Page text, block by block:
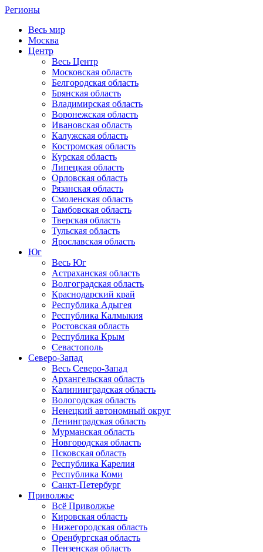
Регионы
Весь мир
Москва
Центр
Весь Центр
Московская область
Белгородская область
Брянская область
Владимирская область
Воронежская область
Ивановская область
Калужская область
Костромская область
Курская область
Липецкая область
Орловская область
Рязанская область
Смоленская область
Тамбовская область
Тверская область
Тульская область
Ярославская область
Юг
Весь Юг
Астраханская область
Волгоградская область
Краснодарский край
Республика Адыгея
Республика Калмыкия
Ростовская область
Республика Крым
Севастополь
Северо-Запад
Весь Северо-Запад
Архангельская область
Калининградская область
Вологодская область
Ненецкий автономный округ
Ленинградская область
Мурманская область
Новгородская область
Псковская область
Республика Карелия
Республика Коми
Санкт-Петербург
Приволжье
Всё Приволжье
Кировская область
Нижегородская область
Оренбургская область
Пензенская область